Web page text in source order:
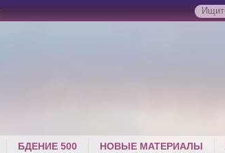
БДЕНИЕ 500 НОВЫЕ МАТЕРИАЛЫ